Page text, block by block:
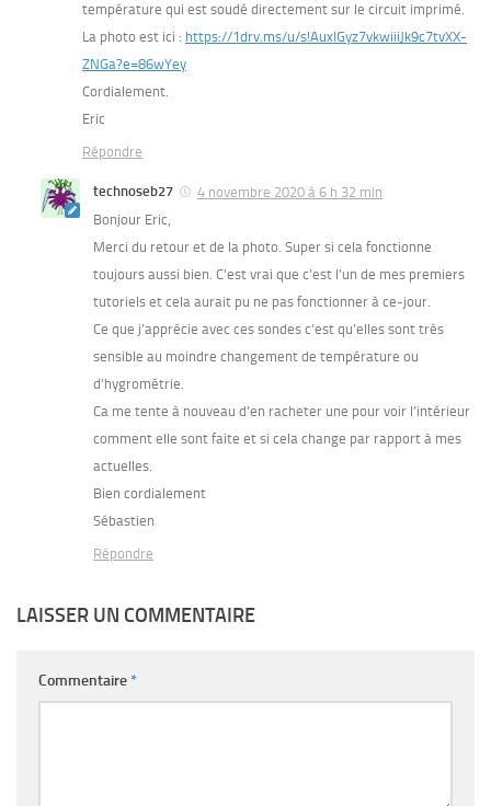
température qui est soudé directement sur le circuit imprimé.
La photo est ici : https://1drv.ms/u/s!AuxIGyz7vkwiiiJk9c7tvXX-
ZNGa?e=86wYey
Cordialement.
Eric
Répondre
technoseb27
4 novembre 2020 à 6 h 32 min
Bonjour Eric,
Merci du retour et de la photo. Super si cela fonctionne
toujours aussi bien. C’est vrai que c’est l’un de mes premiers
tutoriels et cela aurait pu ne pas fonctionner à ce-jour.
Ce que j’apprécie avec ces sondes c’est qu’elles sont très
sensible au moindre changement de température ou
d’hygrométrie.
Ca me tente à nouveau d’en racheter une pour voir l’intérieur
comment elle sont faite et si cela change par rapport à mes
actuelles.
Bien cordialement
Sébastien
Répondre
LAISSER UN COMMENTAIRE
Commentaire*